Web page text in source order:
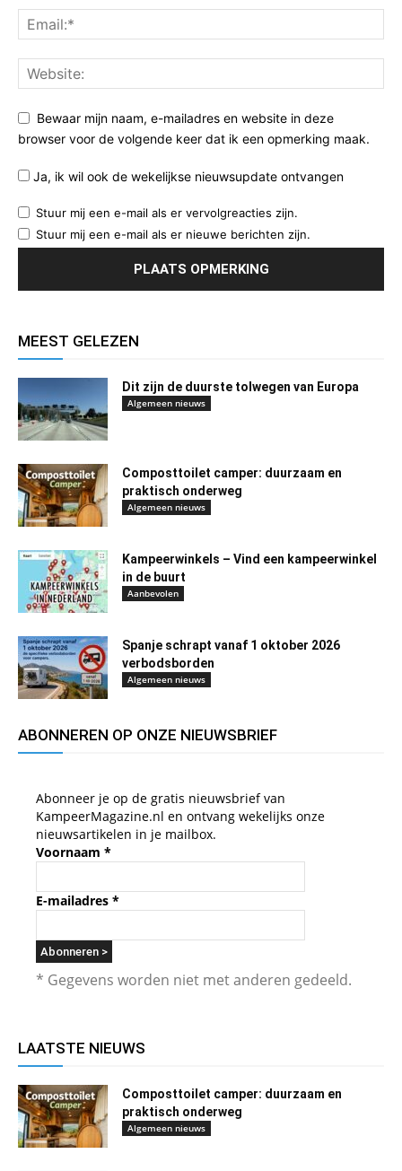
Bewaar mijn naam, e-mailadres en website in deze
browser voor de volgende keer dat ik een opmerking maak.
Ja, ik wil ook de wekelijkse nieuwsupdate ontvangen
Stuur mij een e-mail als er vervolgreacties zijn.
Stuur mij een e-mail als er nieuwe berichten zijn.
MEEST GELEZEN
Dit zijn de duurste tolwegen van Europa
Algemeen nieuws
Composttoilet camper: duurzaam en
praktisch onderweg
Algemeen nieuws
Kampeerwinkels – Vind een kampeerwinkel
in de buurt
Aanbevolen
Spanje schrapt vanaf 1 oktober 2026
verbodsborden
Algemeen nieuws
ABONNEREN OP ONZE NIEUWSBRIEF
Abonneer je op de gratis nieuwsbrief van
KampeerMagazine.nl en ontvang wekelijks onze
nieuwsartikelen in je mailbox.
Voornaam *
E-mailadres *
* Gegevens worden niet met anderen gedeeld.
LAATSTE NIEUWS
Composttoilet camper: duurzaam en
praktisch onderweg
Algemeen nieuws